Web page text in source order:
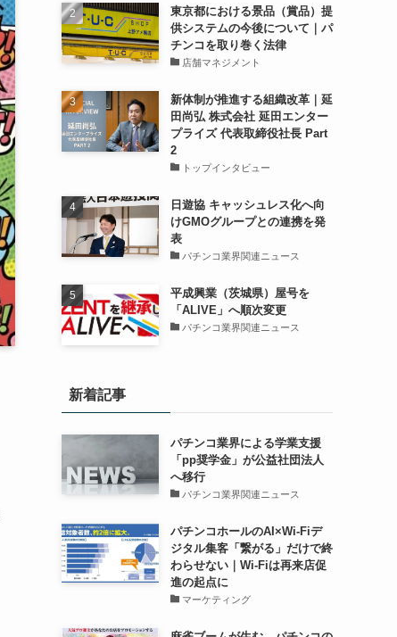
東京都における景品（賞品）提
供システムの今後について｜パ
チンコを取り巻く法律
店舗マネジメント
新体制が推進する組織改革｜延
田尚弘 株式会社 延田エンター
プライズ 代表取締役社長 Part
2
トップインタビュー
日遊協 キャッシュレス化へ向
けGMOグループとの連携を発
表
パチンコ業界関連ニュース
平成興業（茨城県）屋号を
「ALIVE」へ順次変更
パチンコ業界関連ニュース
新着記事
パチンコ業界による学業支援
「pp奨学金」が公益社団法人
へ移行
パチンコ業界関連ニュース
パチンコホールのAI×Wi-Fiデ
ジタル集客「繋がる」だけで終
わらせない｜Wi-Fiは再来店促
進の起点に
マーケティング